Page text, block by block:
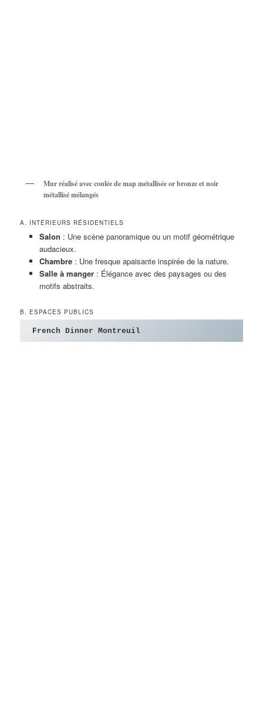
Mur réalisé avec coulée de map métallisée or bronze et noir
métallisé mélangés
A. INTÉRIEURS RÉSIDENTIELS
Salon : Une scène panoramique ou un motif géométrique
audacieux.
Chambre: Une fresque apaisante inspirée de la nature.
Salle à manger: Élégance avec des paysages ou des
motifs abstraits.
B. ESPACES PUBLICS
French Dinner Montreuil